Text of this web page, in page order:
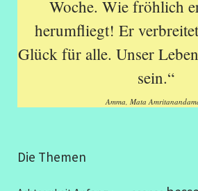
Woche. Wie fröhlich
herumfliegt! Er
Glück für alle. Unser
sein.“
Amma, Mata
Die Themen